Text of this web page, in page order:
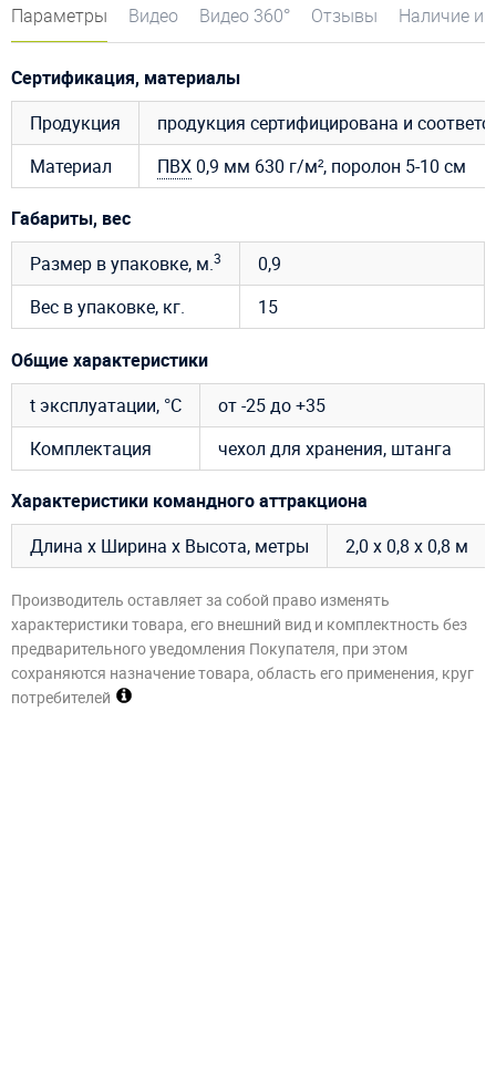
Параметры Видео Видео 360° Отзывы Наличие и
Сертификация, материалы
Продукция
продукция сертифицирована и
Материал
ПВХ0,9 мм 630 г/м², поролон 5-10 см
Габариты, вес
Размер в упаковке, м.3
0,9
Вес в упаковке, кг.
15
Общие характеристики
t эксплуатации, °C
от -25 до +35
Комплектация
чехол для хранения, штанга
Характеристики командного аттракциона
Длина х Ширина х Высота, метры
2,0 х 0,8 х 0,8 м
Производитель оставляет за собой право изменять
характеристики товара, его внешний вид и комплектность без
предварительного уведомления Покупателя, при этом
сохраняются назначение товара, область его применения, круг
потребителей